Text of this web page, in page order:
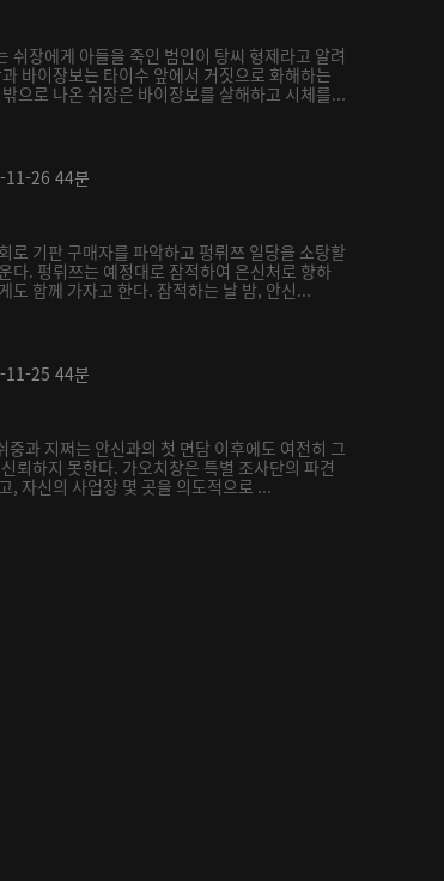
쉬장에게 아들을 죽인 범인이 탕씨 형제라고 알려
바이장보는 타이수 앞에서 거짓으로 화해하는
으로 나온 쉬장은 바이장보를 살해하고 시체를...
11-26 44분
로 기판 구매자를 파악하고 펑뤼쯔 일당을 소탕할
다. 펑뤼쯔는 예정대로 잠적하여 은신처로 향하
도 함께 가자고 한다. 잠적하는 날 밤, 안신...
11-25 44분
중과 지쩌는 안신과의 첫 면담 이후에도 여전히 그
뢰하지 못한다. 가오치창은 특별 조사단의 파견
, 자신의 사업장 몇 곳을 의도적으로 ...